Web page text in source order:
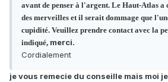
avant de penser à l'argent. Le Haut-Atlas a
des merveilles et il serait dommage que
cupidité. Veuillez prendre contact avec la
indiqué, merci.
Cordialement
je vous remecie du conseille mais moi